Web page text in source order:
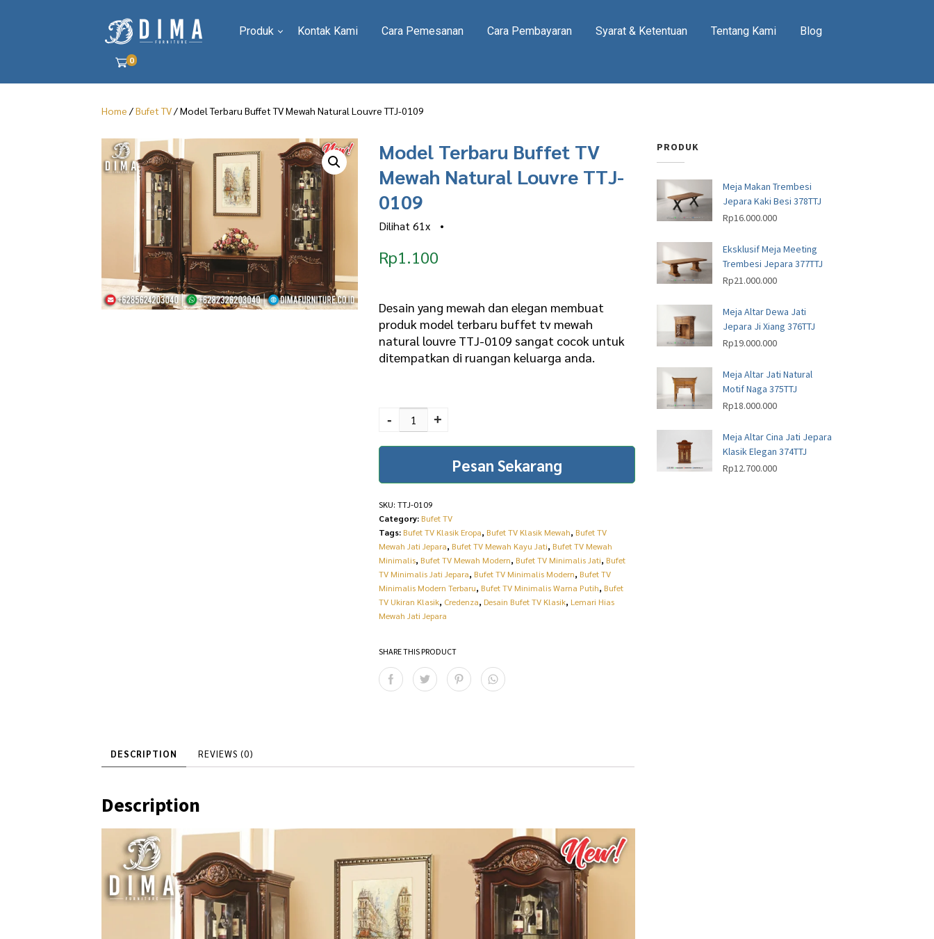
Produk Kontak Kami Cara Pemesanan Cara Pembayaran Syarat & Ketentuan Tentang Kami Blog
0
Home /Bufet TV/ Model Terbaru Buffet TV Mewah Natural Louvre TTJ-0109
PRODUK
Meja Makan Trembesi
Jepara Kaki Besi 378TTJ
Rp16.000.000
Eksklusif Meja Meeting
Trembesi Jepara 377TTJ
Rp21.000.000
Meja Altar Dewa Jati
Jepara Ji Xiang 376TTJ
Rp19.000.000
Meja Altar Jati Natural
Motif Naga 375TTJ
Rp18.000.000
Meja Altar Cina Jati Jepara
Klasik Elegan 374TTJ
Rp12.700.000
Model Terbaru Buffet TV
Mewah Natural Louvre TTJ-
0109
Dilihat61x •
Rp1.100
Desain yang mewah dan elegan membuat
produk model terbaru buffet tv mewah
natural louvre TTJ-0109 sangat cocok untuk
ditempatkan di ruangan keluarga anda.
Mewah Natural Louvre
TTJ-0109 quantity
- +
Pesan Sekarang
SKU:TTJ-0109
Category: Bufet TV
Tags: Bufet TV Klasik Eropa, Bufet TV Klasik Mewah, Bufet TV
Mewah Jati Jepara, Bufet TV Mewah Kayu Jati, Bufet TV Mewah
Minimalis, Bufet TV Mewah Modern, Bufet TV Minimalis Jati, Bufet
TV Minimalis Jati Jepara, Bufet TV Minimalis Modern, Bufet TV
Minimalis Modern Terbaru, Bufet TV Minimalis Warna Putih, Bufet
TV Ukiran Klasik, Credenza, Desain Bufet TV Klasik, Lemari Hias
Mewah Jati Jepara
SHARE THIS PRODUCT
DESCRIPTION REVIEWS (0)
Description